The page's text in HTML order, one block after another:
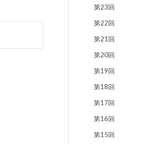
第23回
第22回
第21回
第20回
第19回
第18回
第17回
第16回
第15回